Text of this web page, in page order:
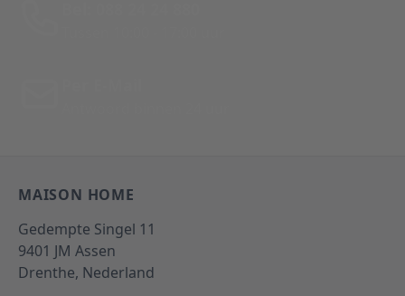
MAISON HOME
Gedempte Singel 11
9401 JM Assen
Drenthe, Nederland